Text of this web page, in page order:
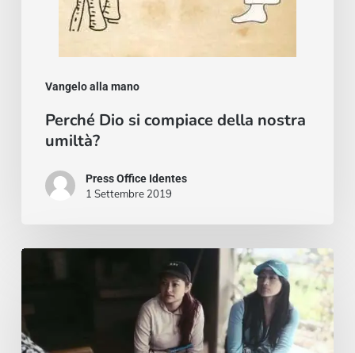
Vangelo alla mano
Perché Dio si compiace della nostra
umiltà?
Press Office Identes
1 Settembre 2019
siento